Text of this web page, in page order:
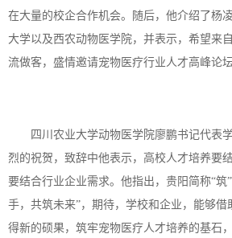
在大量的校企合作机会。随后，他介绍了杨
大学以及西农动物医学院，并表示，希望来
流做客，盛情邀请宠物医疗行业人才高峰论
四川农业大学动物医学院廖鹏书记代表
烈的祝贺，致辞中他表示，高校人才培养要
要结合行业企业需求。他指出，贵阳简称“筑
手，共筑未来”，期待，学校和企业，能够借
得新的硕果，筑牢宠物医疗人才培养的基石